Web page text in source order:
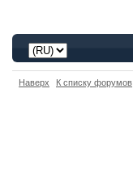
Наверх К списку форумов